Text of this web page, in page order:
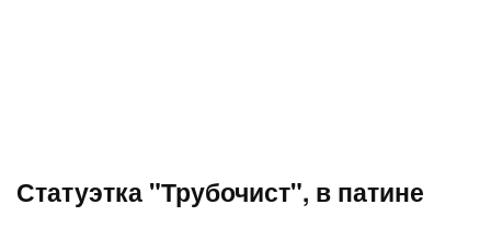
Статуэтка "Трубочист", в патине